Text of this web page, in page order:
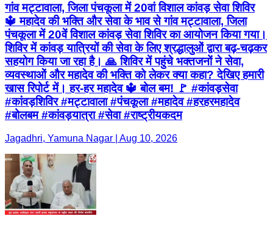
गांव मट्टावाला, जिला पंचकूला में 20वां विशाल कांवड़ सेवा शिविर
🔱 महादेव की भक्ति और सेवा के भाव से गांव मट्टावाला, जिला
पंचकूला में 20वें विशाल कांवड़ सेवा शिविर का आयोजन किया गया।
शिविर में कांवड़ यात्रियों की सेवा के लिए श्रद्धालुओं द्वारा बढ़-चढ़कर
सहयोग किया जा रहा है। 🙏 शिविर में पहुंचे भक्तजनों ने सेवा,
व्यवस्थाओं और महादेव की भक्ति को लेकर क्या कहा? देखिए हमारी
खास रिपोर्ट में। हर-हर महादेव 🔱 बोल बम! 🚩 #कांवड़सेवा
#कांवड़शिविर #मट्टावाला #पंचकूला #महादेव #हरहरमहादेव
#बोलबम #कांवड़यात्रा #सेवा #राष्ट्रीयकदम
Jagadhri, Yamuna Nagar | Aug 10, 2026